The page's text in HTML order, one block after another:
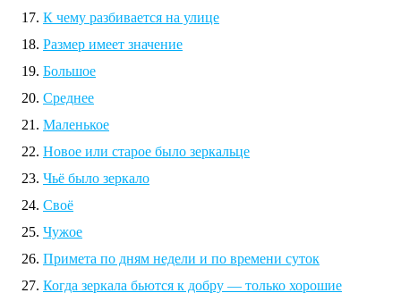
К чему разбивается на улице
Размер имеет значение
Большое
Среднее
Маленькое
Новое или старое было зеркальце
Чьё было зеркало
Своё
Чужое
Примета по дням недели и по времени суток
Когда зеркала бьются к добру — только хорошие